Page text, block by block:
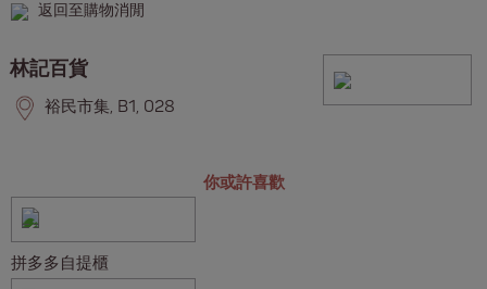
返回至購物消閒
林記百貨
裕民市集, B1, 028
你或許喜歡
拼多多自提櫃